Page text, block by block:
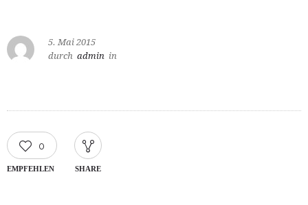
5. Mai 2015
durch admin in
0
EMPFEHLEN SHARE